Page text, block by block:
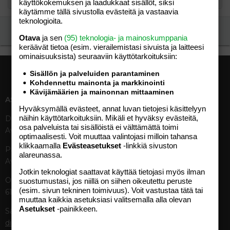
ASIAKASPALVELU
Digipalvelut (09) 156 6227
Avoinna ma–pe 8–19
Painettu lehti (09) 156 665
Avoinna ma–pe 8–19
Otavamedian vaihde (09) 156
61
Sähköposti (digi)
digi@otavamedia.fi
Tekniset tiedot, aikataulut ja
ilmoitushinnat
Tietoa verkon kävijöistä
Käyttöehdot
TUOTTEET
käyttökokemuksen ja laadukkaat sisällöt, siksi
käytämme tällä sivustolla evästeitä ja vastaavia
teknologioita.
Otavaja sen (95) teknologia- ja mainoskumppania
keräävät tietoa (esim. vierailemis­tasi sivuista ja laitteesi
ominaisuuk­sista) seuraaviin käyttötarkoituksiin:
Sisällön ja palveluiden parantaminen
Kohdennettu mainonta ja markkinointi
Kävijämäärien ja mainonnan mittaaminen
Hyväksymällä evästeet, annat luvan tietojesi käsittelyyn
näihin käyttötarkoituksiin. Mikäli et hyväksy evästeitä,
osa palveluista tai sisällöistä ei välttämättä toimi
optimaalisesti. Voit muuttaa valintojasi milloin tahansa
klikkaamalla Evästeasetukset -linkkiä sivuston
alareunassa.
Jotkin teknologiat saattavat käyttää tietojasi myös ilman
suostumustasi, jos niillä on siihen oikeutettu peruste
(esim. sivun tekninen toimivuus). Voit vastustaa tätä tai
muuttaa kaikkia asetuksiasi valitsemalla alla olevan
Asetukset -painikkeen.